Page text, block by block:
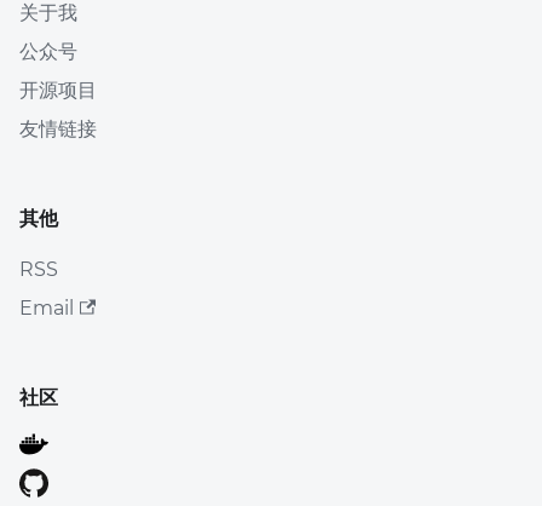
关于我
公众号
开源项目
友情链接
其他
RSS
Email
社区